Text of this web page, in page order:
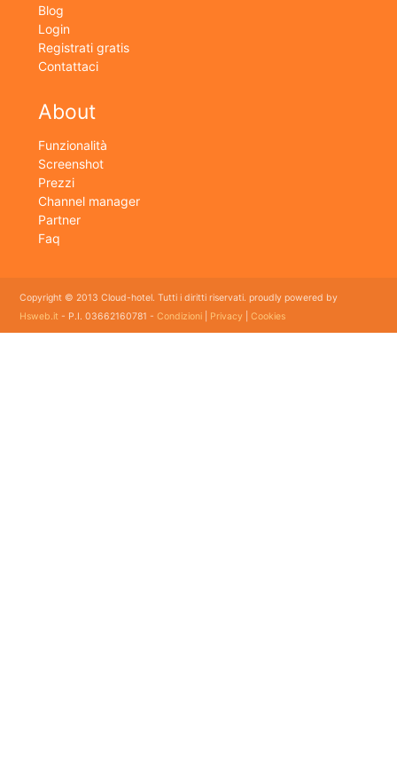
Blog
Login
Registrati gratis
Contattaci
About
Funzionalità
Screenshot
Prezzi
Channel manager
Partner
Faq
Copyright © 2013 Cloud-hotel. Tutti i diritti riservati. proudly powered by
Hsweb.it - P.I. 03662160781 -Condizioni Privacy |Cookies